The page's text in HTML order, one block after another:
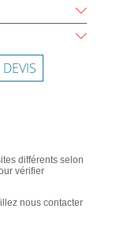
différents selon
vérifier
nous contacter